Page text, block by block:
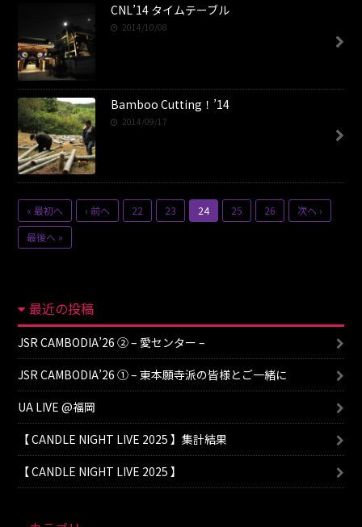
CNL’14 タイムテーブル
2014/10/08
Bamboo Cutting！’14
2014/09/17
« 最初へ ‹ 前へ 22 23 24 25 26
次へ ›
最後へ »
最近の投稿
JSR CAMBODIA’26 ② – 愛センター –
JSR CAMBODIA’26 ① – 東本願寺派の皆様とご一緒に
UA LIVE @福岡
【 CANDLE NIGHT LIVE 2025 】集計結果
【 CANDLE NIGHT LIVE 2025 】